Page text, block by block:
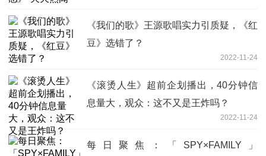
《我们的歌》王源歌唱实力引质疑，《红
豆》选错了？
2022-11-24
《滚烫人生》超前企划播出，40分钟信
息量大，观众：这不又是王炸吗？
2022-11-24
每日聚焦：「SPY×FAMILY」